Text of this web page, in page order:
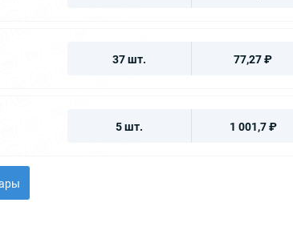
37 шт. 77,27 ₽
5 шт. 1 001,7 ₽